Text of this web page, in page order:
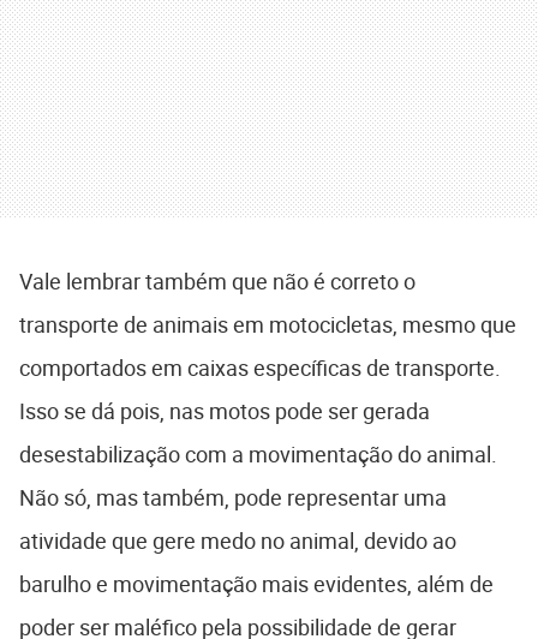
Vale lembrar também que não é correto o
transporte de animais em motocicletas, mesmo que
comportados em caixas específicas de transporte.
Isso se dá pois, nas motos pode ser gerada
desestabilização com a movimentação do animal.
Não só, mas também, pode representar uma
atividade que gere medo no animal, devido ao
barulho e movimentação mais evidentes, além de
poder ser maléfico pela possibilidade de gerar